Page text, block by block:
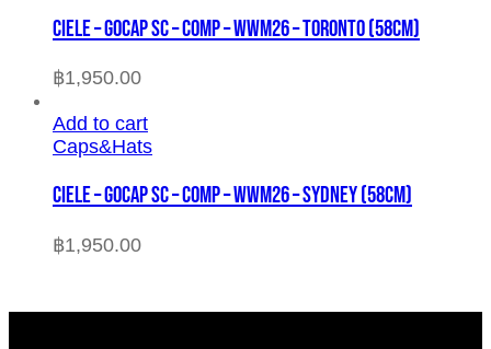
CIELE – GOCAP SC – COMP – WWM26 – TORONTO (58cm)
฿1,950.00
Add to cart
Caps&Hats
CIELE – GOCAP SC – COMP – WWM26 – SYDNEY (58cm)
฿1,950.00